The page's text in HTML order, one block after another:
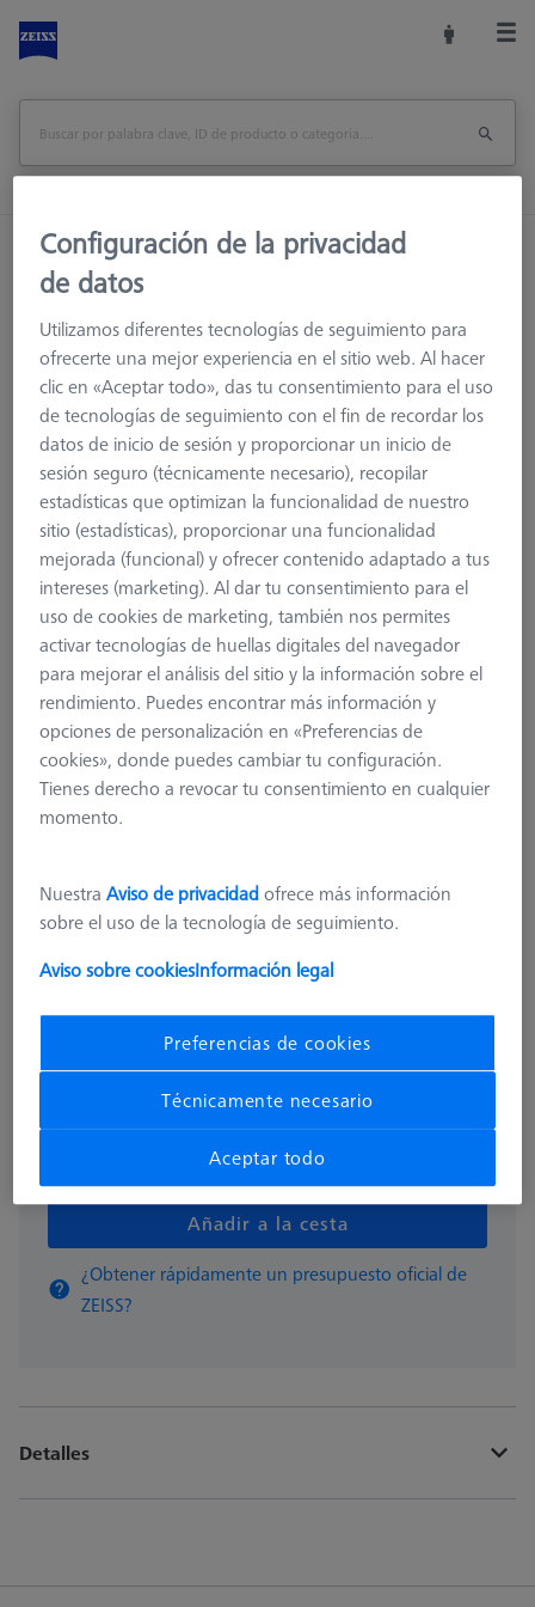
Inicio
Accesorios de la máquina
Accesorios para máquinas de medición
Racks de Sensores
Nivel adicional para MSR X=1600
Imprimir página
visión de conjunto
Nivel adicional para MSR X=1600
626100-9343-000
423,40 € más el IVA
Disponible en breve
Añadir a la cesta
¿Obtener rápidamente un presupuesto oficial de
ZEISS?
Detalles
Configuración de la privacidad
de datos
Utilizamos diferentes tecnologías de seguimiento para
ofrecerte una mejor experiencia en el sitio web. Al hacer
clic en «Aceptar todo», das tu consentimiento para el uso
de tecnologías de seguimiento con el fin de recordar los
datos de inicio de sesión y proporcionar un inicio de
sesión seguro (técnicamente necesario), recopilar
estadísticas que optimizan la funcionalidad de nuestro
sitio (estadísticas), proporcionar una funcionalidad
mejorada (funcional) y ofrecer contenido adaptado a tus
intereses (marketing). Al dar tu consentimiento para el
uso de cookies de marketing, también nos permites
activar tecnologías de huellas digitales del navegador
para mejorar el análisis del sitio y la información sobre el
rendimiento. Puedes encontrar más información y
opciones de personalización en «Preferencias de
cookies», donde puedes cambiar tu configuración.
Tienes derecho a revocar tu consentimiento en cualquier
momento.
NuestraAviso de privacidadofrece más información
sobre el uso de la tecnología de seguimiento.
Aviso sobre cookiesInformación legal
Preferencias de cookies
Técnicamente necesario
Aceptar todo